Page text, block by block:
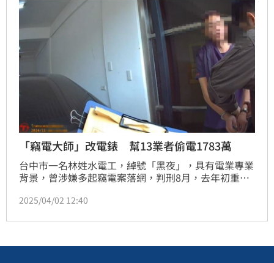
「竊電大師」改電錶 幫13業者偷電1783萬
台中市一名林姓水電工，綽號「黑夜」，具有電業專業
背景，曾涉嫌多起竊電案落網，判刑8月，去年初重操
萬元的代價，接受業者委託，先破壞台電電表箱，以設
咖、挖礦機房的客戶「呷好倒相報」，讓他獲利超過
常，通報警方，循線逮捕竊電的林男，檢方聲押獲准。
2025/04/02 12:40